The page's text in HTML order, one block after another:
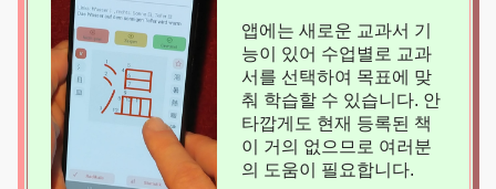
앱에는 새로운 교과서 기
능이 있어 수업별로 교과
서를 선택하여 목표에 맞
춰 학습할 수 있습니다. 안
타깝게도 현재 등록된 책
이 거의 없으므로 여러분
의 도움이 필요합니다.